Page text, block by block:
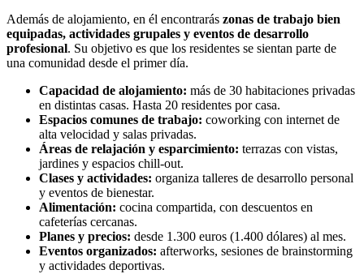
Además de alojamiento, en él encontrarás zonas de trabajo bien
equipadas, actividades grupales y eventos de desarrollo
profesional. Su objetivo es que los residentes se sientan parte de
una comunidad desde el primer día.
Capacidad de alojamiento: más de 30 habitaciones privadas
en distintas casas. Hasta 20 residentes por casa.
Espacios comunes de trabajo: coworking con internet de
alta velocidad y salas privadas.
Áreas de relajación y esparcimiento: terrazas con vistas,
jardines y espacios chill-out.
Clases y actividades: organiza talleres de desarrollo personal
y eventos de bienestar.
Alimentación: cocina compartida, con descuentos en
cafeterías cercanas.
Planes y precios: desde 1.300 euros (1.400 dólares) al mes.
Eventos organizados: afterworks, sesiones de brainstorming
y actividades deportivas.